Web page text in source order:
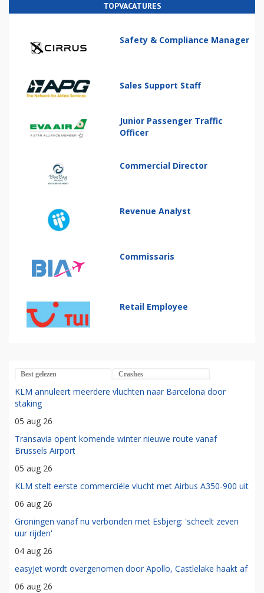
TOPVACATURES
Safety & Compliance Manager
Sales Support Staff
Junior Passenger Traffic
Officer
Commercial Director
Revenue Analyst
Commissaris
Retail Employee
Best gelezen Crashes
KLM annuleert meerdere vluchten naar Barcelona door
staking
05 aug 26
Transavia opent komende winter nieuwe route vanaf
Brussels Airport
05 aug 26
KLM stelt eerste commerciële vlucht met Airbus A350-900 uit
06 aug 26
Groningen vanaf nu verbonden met Esbjerg: 'scheelt zeven
uur rijden'
04 aug 26
easyJet wordt overgenomen door Apollo, Castlelake haakt af
06 aug 26